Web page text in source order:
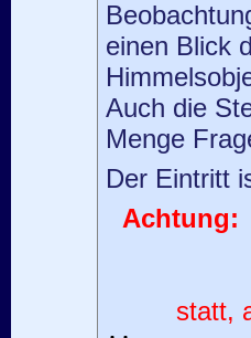
einen Blick
Auch die
Menge
Der Eintritt
Achtung:
statt,